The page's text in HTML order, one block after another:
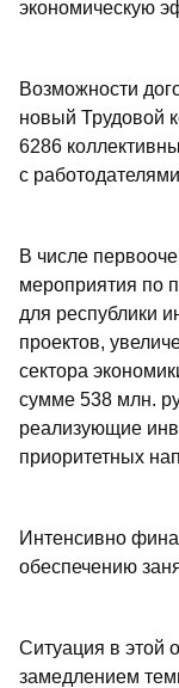
экономическую
Возможности
новый Трудовой
6286
с
В числе
мероприятия по
для республики
проектов,
сектора
сумме 538 млн.
реализующие
приоритетных
Интенсивно
обеспечению
Ситуация в этой
замедлением